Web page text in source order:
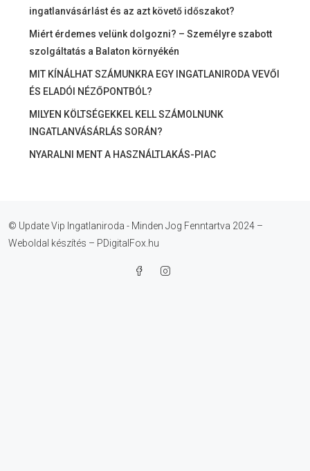
ingatlanvásárlást és az azt követő időszakot?
Miért érdemes velünk dolgozni? – Személyre szabott
szolgáltatás a Balaton környékén
MIT KÍNÁLHAT SZÁMUNKRA EGY INGATLANIRODA VEVŐI
ÉS ELADÓI NÉZŐPONTBÓL?
MILYEN KÖLTSÉGEKKEL KELL SZÁMOLNUNK
INGATLANVÁSÁRLÁS SORÁN?
NYARALNI MENT A HASZNÁLTLAKÁS-PIAC
© Update Vip Ingatlaniroda - Minden Jog Fenntartva 2024 –
Weboldal készítés – PDigitalFox.hu